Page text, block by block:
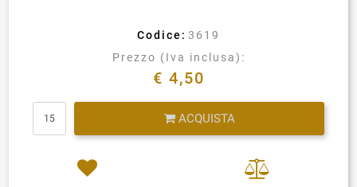
Codice: 3619
Prezzo (Iva inclusa):
€ 4,50
ACQUISTA